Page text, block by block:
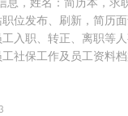
位发布、刷新，简历
入职、转正、离职等
社保工作及员工资料